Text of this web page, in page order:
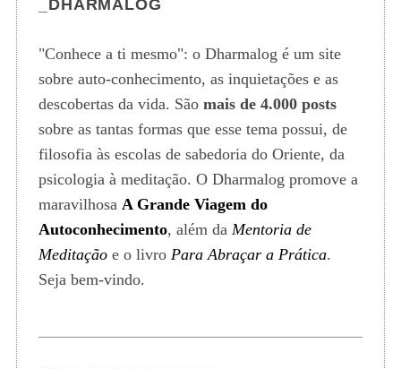
_DHARMALOG
"Conhece a ti mesmo": o Dharmalog é um site
sobre auto-conhecimento, as inquietações e as
descobertas da vida. São mais de 4.000 posts
sobre as tantas formas que esse tema possui, de
filosofia às escolas de sabedoria do Oriente, da
psicologia à meditação. O Dharmalog promove a
maravilhosa A Grande Viagem do
Autoconhecimento, além da Mentoria de
Meditaçãoe o livro Para Abraçar a Prática.
Seja bem-vindo.